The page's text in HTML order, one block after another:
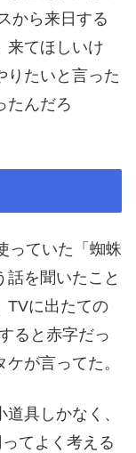
から来日する
来てほしいけ
りたいと言った
たんだろ
っていた「蜘蛛
話を聞いたこと
TVに出たての
ると赤字だっ
が言ってた。
具しかなく、
てよく考える